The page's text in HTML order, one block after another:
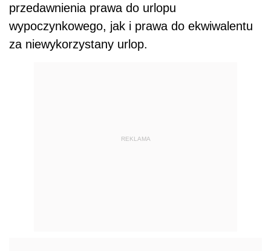
przedawnienia prawa do urlopu
wypoczynkowego, jak i prawa do ekwiwalentu
za niewykorzystany urlop.
REKLAMA